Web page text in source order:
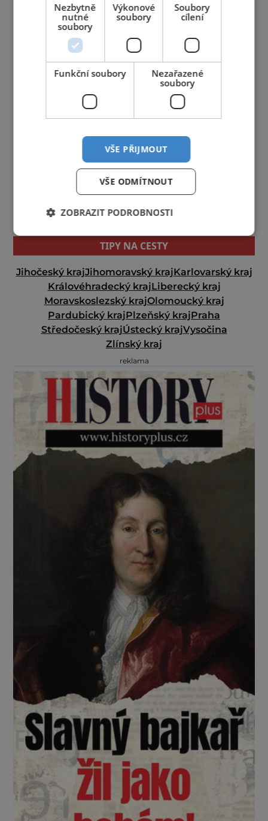
TIPY NA CESTY
Jihočeský krajJihomoravský krajKarlovarský kraj
Královéhradecký krajLiberecký kraj
Moravskoslezský krajOlomoucký kraj
Pardubický krajPlzeňský krajPraha
Středočeský krajÚstecký krajVysočina
Zlínský kraj
reklama
Nezbytně
nutné
soubory
Výkonové
soubory
Soubory
cílení
Funkční soubory
Nezařazené
soubory
VŠE PŘIJMOUT
VŠE ODMÍTNOUT
ZOBRAZIT PODROBNOSTI